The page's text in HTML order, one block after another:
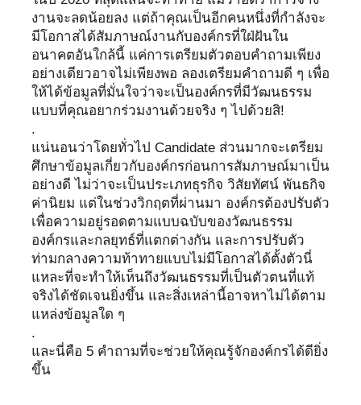
งานจะลดน้อยลง แต่ถ้าคุณเป็นอีกคนหนึ่งที่กำลังจะ
มีโอกาสได้สัมภาษณ์งานกับองค์กรที่ใฝ่ฝันใน
อนาคตอันใกล้นี้ แค่การเตรียมตัวตอบคำถามเพียง
อย่างเดียวอาจไม่เพียงพอ ลองเตรียมคำถามดี ๆ เพื่อ
ให้ได้ข้อมูลที่มั่นใจว่าจะเป็นองค์กรที่มีวัฒนธรรม
แบบที่คุณอยากร่วมงานด้วยจริง ๆ ไปด้วยสิ!
.
แน่นอนว่าโดยทั่วไป Candidate ส่วนมากจะเตรียม
ศึกษาข้อมูลเกี่ยวกับองค์กรก่อนการสัมภาษณ์มาเป็น
อย่างดี ไม่ว่าจะเป็นประเภทธุรกิจ วิสัยทัศน์ พันธกิจ
ค่านิยม แต่ในช่วงวิกฤตที่ผ่านมา องค์กรต้องปรับตัว
เพื่อความอยู่รอดตามแบบฉบับของวัฒนธรรม
องค์กรและกลยุทธ์ที่แตกต่างกัน และการปรับตัว
ท่ามกลางความท้าทายแบบไม่มีโอกาสได้ตั้งตัวนี่
แหละที่จะทำให้เห็นถึงวัฒนธรรมที่เป็นตัวตนที่แท้
จริงได้ชัดเจนยิ่งขึ้น และสิ่งเหล่านี้อาจหาไม่ได้ตาม
แหล่งข้อมูลใด ๆ
.
และนี่คือ 5 คำถามที่จะช่วยให้คุณรู้จักองค์กรได้ดียิ่ง
ขึ้น